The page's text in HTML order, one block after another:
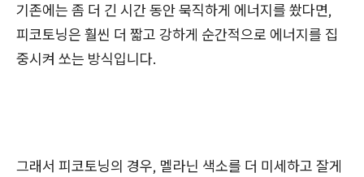
기존에는 좀 더 긴 시간 동안 묵직하게 에너지를 쐈다면,
피코토닝은 훨씬 더 짧고 강하게 순간적으로 에너지를 집
중시켜 쏘는 방식입니다.
그래서 피코토닝의 경우, 멜라닌 색소를 더 미세하고 잘게